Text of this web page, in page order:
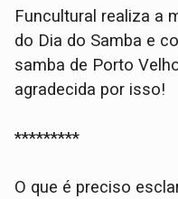
Funcultural realiza a
do Dia do Samba e
samba de Porto
agradecida por isso!
*********
O que é preciso